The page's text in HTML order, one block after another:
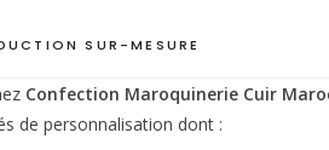
SUR-MESURE
Confection Maroquinerie Cuir
de personnalisation dont :